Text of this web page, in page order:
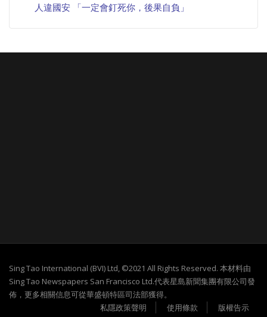
人違國安 「一定會釘死你，後果自負」
Sing Tao International (BVI) Ltd, ©2021 All Rights Reserved. 本材料由
Sing Tao Newspapers San Francisco Ltd.代表星島新聞集團有限公司發
佈，更多相關信息可從華盛頓特區司法部獲得。
私隱政策聲明
使用條款 版權告示